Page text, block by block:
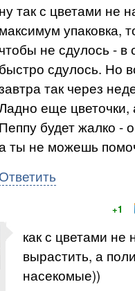
ну так с цветами не
максимум упаковка,
чтобы не сдулось - в
быстро сдулось. Но
так через
еще цветочки,
Пеппу будет жалко -
ты не можешь
Ответить
+1
как с цветами не
вырастить, а
насекомые))